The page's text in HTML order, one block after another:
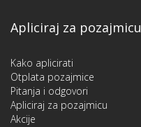
Apliciraj za pozajmicu
Kako aplicirati
Otplata pozajmice
Pitanja i odgovori
Apliciraj za pozajmicu
Akcije